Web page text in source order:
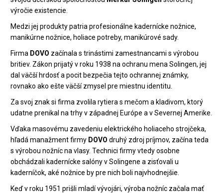
výročie existencie.
Medzi jej produkty patria profesionálne kadernícke nožnice,
manikúrne nožnice, holiace potreby, manikúrové sady.
Firma DOVO začínala s trinástimi zamestnancami s výrobou
britiev. Zákon prijatý v roku 1938 na ochranu mena Solingen, jej
dal väčší hrdosť a pocit bezpečia tejto ochrannej známky,
rovnako ako ešte väčší zmysel pre miestnu identitu.
Za svoj znak si firma zvolila rytiera s mečom a kladivom, ktorý
udatne prenikal na trhy v západnej Európe a v Severnej Amerike.
Vďaka masovému zavedeniu elektrického holiaceho strojčeka,
hľadá manažment firmy DOVO druhý zdroj príjmov, začína teda
s výrobou nožníc na vlasy. Technici firmy vtedy osobne
obchádzali kadernícke salóny v Solingene a zisťovali u
kaderníčok, aké nožnice by pre nich boli najvhodnejšie.
Keď v roku 1951 prišli mladí vývojári, výroba nožníc začala mať